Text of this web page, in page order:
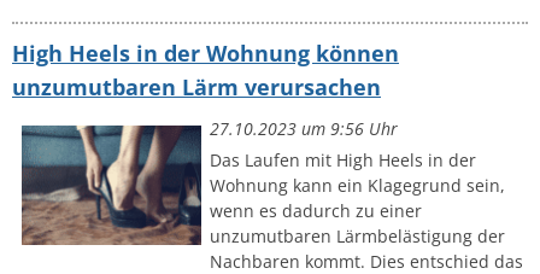
High Heels in der Wohnung können
unzumutbaren Lärm verursachen
27.10.2023 um 9:56 Uhr
Das Laufen mit High Heels in der
Wohnung kann ein Klagegrund sein,
wenn es dadurch zu einer
unzumutbaren Lärmbelästigung der
Nachbaren kommt. Dies entschied das